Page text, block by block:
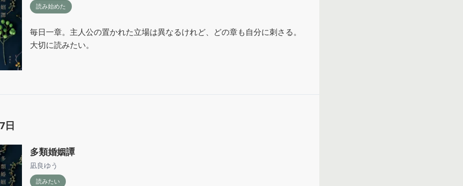
読み始めた
毎日一章。主人公の置かれた立場は異なるけれど、どの章も自分に刺さる。
大切に読みたい。
日
多類婚姻譚
凪良ゆう
読みたい